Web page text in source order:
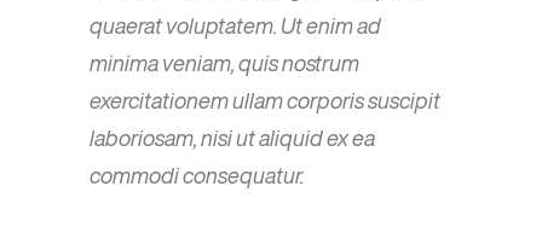
quaerat voluptatem. Ut enim ad
minima veniam, quis nostrum
exercitationem ullam corporis suscipit
laboriosam, nisi ut aliquid ex ea
commodi consequatur.